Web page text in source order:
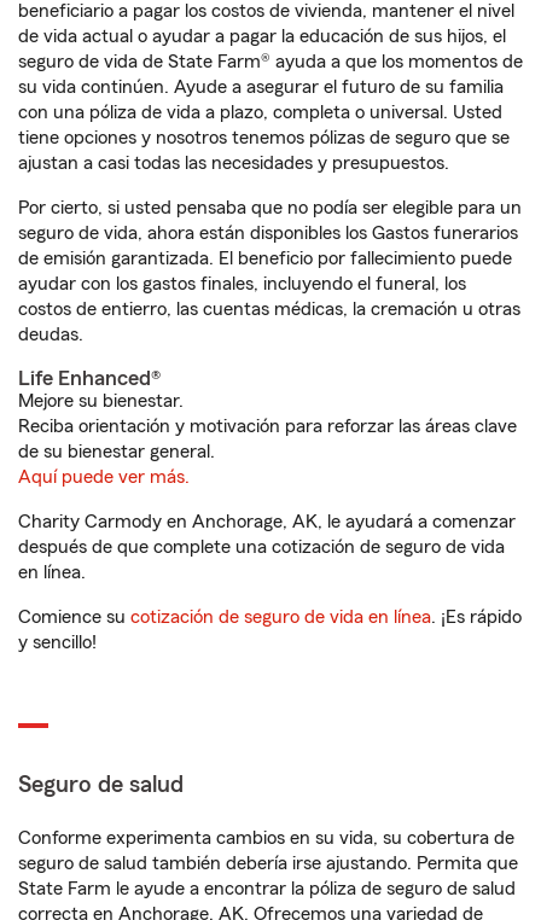
beneficiario a pagar los costos de vivienda, mantener el nivel
de vida actual o ayudar a pagar la educación de sus hijos, el
seguro de vida de State Farm® ayuda a que los momentos de
su vida continúen. Ayude a asegurar el futuro de su familia
con una póliza de vida a plazo, completa o universal. Usted
tiene opciones y nosotros tenemos pólizas de seguro que se
ajustan a casi todas las necesidades y presupuestos.
Por cierto, si usted pensaba que no podía ser elegible para un
seguro de vida, ahora están disponibles los Gastos funerarios
de emisión garantizada. El beneficio por fallecimiento puede
ayudar con los gastos finales, incluyendo el funeral, los
costos de entierro, las cuentas médicas, la cremación u otras
deudas.
Life Enhanced®
Mejore su bienestar.
Reciba orientación y motivación para reforzar las áreas clave
de su bienestar general.
Aquí puede ver más.
Charity Carmody en Anchorage, AK, le ayudará a comenzar
después de que complete una cotización de seguro de vida
en línea.
Comience su cotización de seguro de vida en línea. ¡Es rápido
y sencillo!
Seguro de salud
Conforme experimenta cambios en su vida, su cobertura de
seguro de salud también debería irse ajustando. Permita que
State Farm le ayude a encontrar la póliza de seguro de salud
correcta en Anchorage, AK. Ofrecemos una variedad de